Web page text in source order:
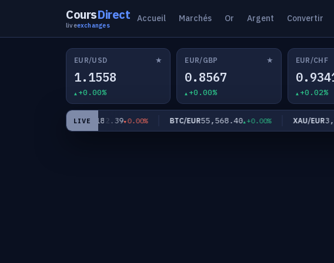
CoursDirect
liveexchanges
Accueil Marchés Or Argent Convertir
EUR/USD ★
1.1558
+0.00%
EUR/GBP ★
0.8567
+0.00%
EUR/CHF
+0.02%
LIVE
EUR/JPY182.39 0.00% BTC/EUR55,568.40 +0.00% XAU/EUR